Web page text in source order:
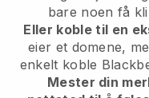
bare noen få
Eller koble til en
eier et domene,
enkelt koble
Mester din